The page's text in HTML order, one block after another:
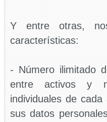
Y entre otras,
características:
- Número ilimitado
entre activos y
individuales de
sus datos